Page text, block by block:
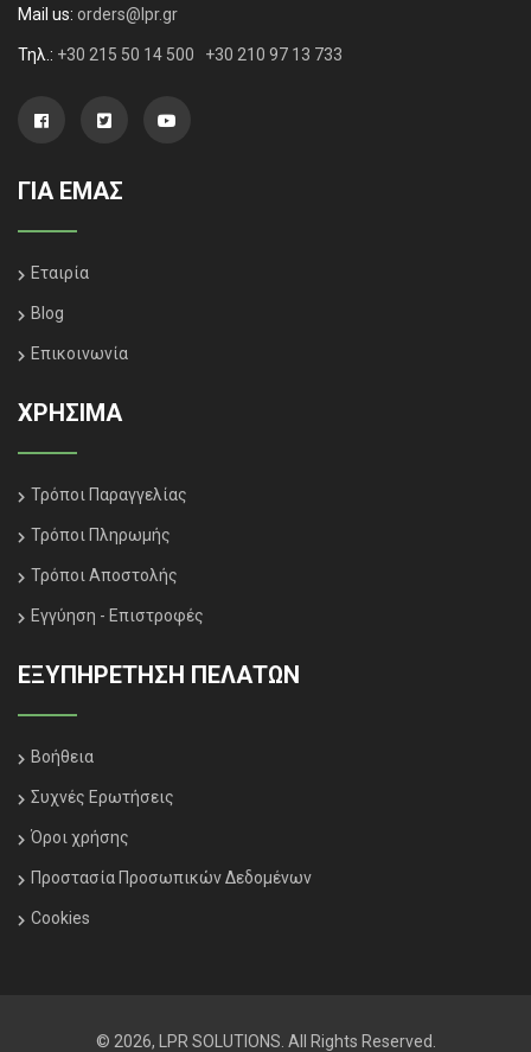
Mail us: orders@lpr.gr
Τηλ.: +30 215 50 14 500 +30 210 97 13 733
ΓΙΑ ΕΜΑΣ
Εταιρία
Blog
Επικοινωνία
ΧΡΗΣΙΜΑ
Τρόποι Παραγγελίας
Τρόποι Πληρωμής
Τρόποι Αποστολής
Εγγύηση - Επιστροφές
ΕΞΥΠΗΡΈΤΗΣΗ ΠΕΛΑΤΏΝ
Βοήθεια
Συχνές Ερωτήσεις
Όροι χρήσης
Προστασία Προσωπικών Δεδομένων
Cookies
© 2026, LPR SOLUTIONS. All Rights Reserved.